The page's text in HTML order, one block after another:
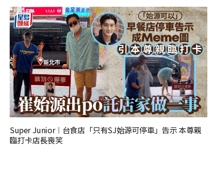
Super Junior︱台食店「只有SJ始源可停車」告示 本尊親
臨打卡店長喪笑